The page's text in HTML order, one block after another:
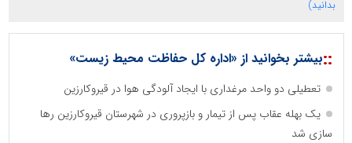
بدانید)
::بیشتر بخوانید از «اداره کل حفاظت محیط زیست»
تعطیلی دو واحد مرغداری با ایجاد آلودگی هوا در قیروکارزین
یک بهله عقاب پس از تیمار و بازپروری در شهرستان قیروکارزین رها
سازی شد